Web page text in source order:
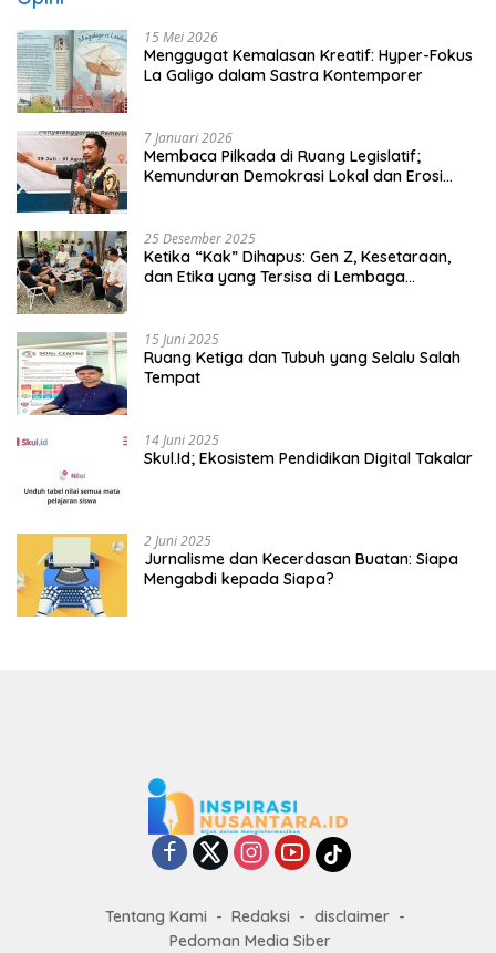
15 Mei 2026
Menggugat Kemalasan Kreatif: Hyper-Fokus
La Galigo dalam Sastra Kontemporer
7 Januari 2026
Membaca Pilkada di Ruang Legislatif;
Kemunduran Demokrasi Lokal dan Erosi
25 Desember 2025
Ketika “Kak” Dihapus: Gen Z, Kesetaraan,
dan Etika yang Tersisa di Lembaga
15 Juni 2025
Ruang Ketiga dan Tubuh yang Selalu Salah
Tempat
14 Juni 2025
Skul.Id; Ekosistem Pendidikan Digital Takalar
2 Juni 2025
Jurnalisme dan Kecerdasan Buatan: Siapa
Mengabdi kepada Siapa?
Tentang Kami Redaksi
disclaimer
Pedoman Media Siber